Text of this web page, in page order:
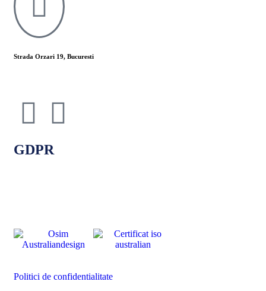
Strada Orzari 19, Bucuresti
GDPR
Politici de confidentialitate